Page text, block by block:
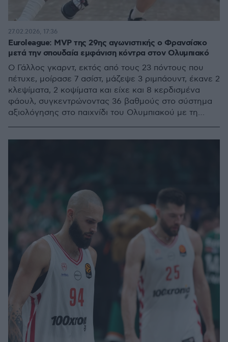
Euroleague: MVP της 29ης αγωνιστικής ο Φρανσίσκο
μετά την σπουδαία εμφάνιση κόντρα στον Ολυμπιακό
Ο Γάλλος γκαρντ, εκτός από τους 23 πόντους που
πέτυχε, μοίρασε 7 ασίστ, μάζεψε 3 ριμπάουντ, έκανε 2
κλεψίματα, 2 κοψίματα και είχε και 8 κερδισμένα
φάουλ, συγκεντρώνοντας 36 βαθμούς στο σύστημα
αξιολόγησης στο παιχνίδι του Ολυμπιακού με τη
27.02.2026, 17:36